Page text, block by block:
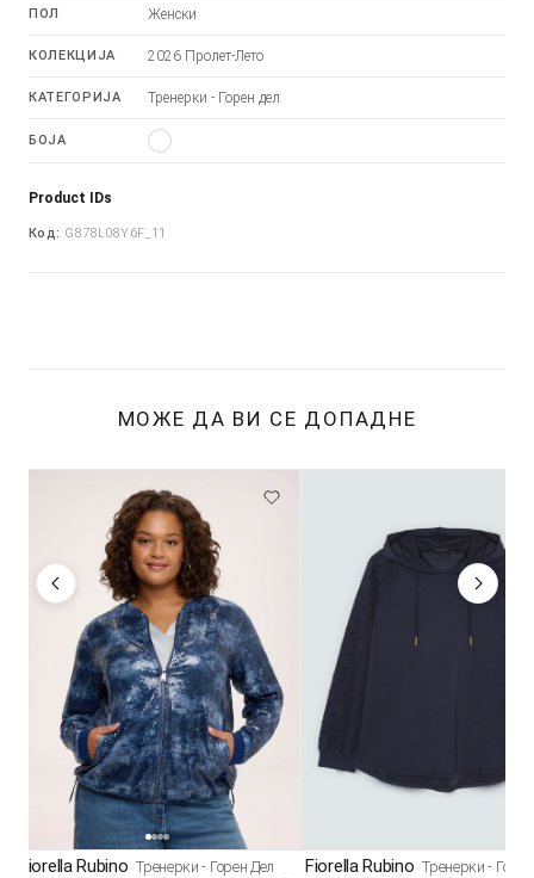
ПОЛ Женски
КОЛЕКЦИЈА 2026 Пролет-Лето
КАТЕГОРИЈА Тренерки - Горен дел
БОЈА
Product IDs
Код: G878L08Y6F_11
МОЖЕ ДА ВИ СЕ ДОПАДНЕ
Fiorella Rubino Тренерки - Горен Дел Fiorella Rubino Тренерки -